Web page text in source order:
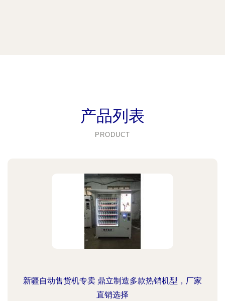
产品列表
PRODUCT
新疆自动售货机专卖 鼎立制造多款热销机型，厂家
直销选择